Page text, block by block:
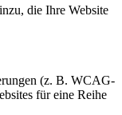
die Ihre Website
(z. B. WCAG-
für eine Reihe